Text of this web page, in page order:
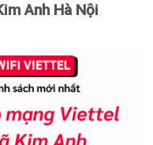
Anh Hà Nội